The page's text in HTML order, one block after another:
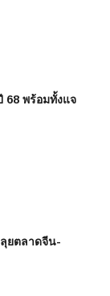
68 พร้อมทั้งแจ
ลุยตลาดจีน-